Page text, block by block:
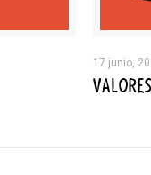
17 junio,
VALORES